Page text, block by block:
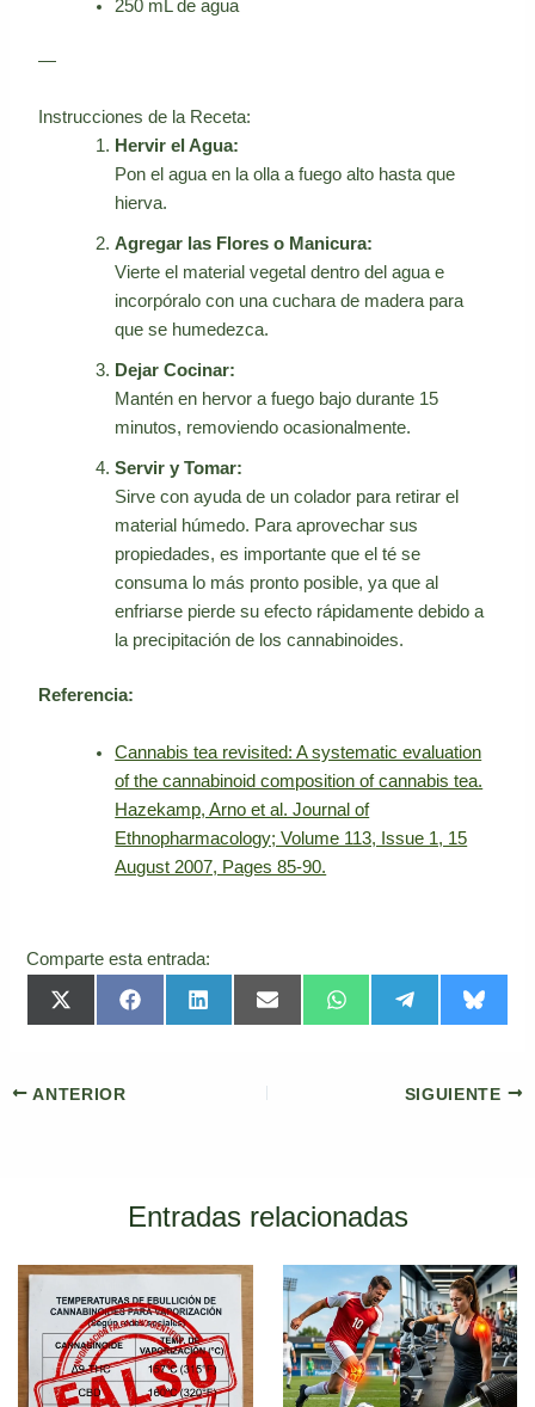
250 mL de agua
—
Instrucciones de la Receta:
Hervir el Agua:
Pon el agua en la olla a fuego alto hasta que
hierva.
Agregar las Flores o Manicura:
Vierte el material vegetal dentro del agua e
incorpóralo con una cuchara de madera para
que se humedezca.
Dejar Cocinar:
Mantén en hervor a fuego bajo durante 15
minutos, removiendo ocasionalmente.
Servir y Tomar:
Sirve con ayuda de un colador para retirar el
material húmedo. Para aprovechar sus
propiedades, es importante que el té se
consuma lo más pronto posible, ya que al
enfriarse pierde su efecto rápidamente debido a
la precipitación de los cannabinoides.
Referencia:
Cannabis tea revisited: A systematic evaluation
of the cannabinoid composition of cannabis tea.
Hazekamp, Arno et al. Journal of
Ethnopharmacology; Volume 113, Issue 1, 15
August 2007, Pages 85-90.
Comparte esta entrada:
Compartir
en
X
(
t
Compartir
en
F
a
Compartir
en
L
i
Compartir
en
E
m
Compartir
en
W
h
Compartir
en
e
r
en
l
k
ANTERIOR SIGUIENTE
Entradas relacionadas